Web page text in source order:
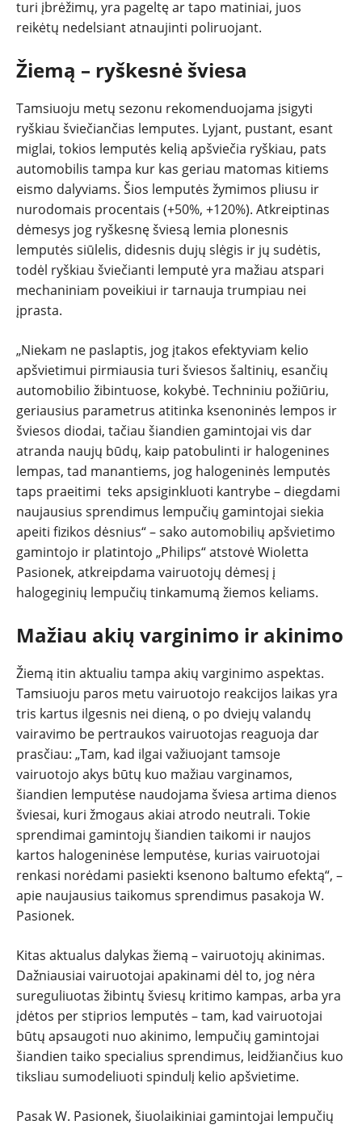
turi įbrėžimų, yra pageltę ar tapo matiniai, juos
reikėtų nedelsiant atnaujinti poliruojant.
Žiemą – ryškesnė šviesa
Tamsiuoju metų sezonu rekomenduojama įsigyti
ryškiau šviečiančias lemputes. Lyjant, pustant, esant
miglai, tokios lemputės kelią apšviečia ryškiau, pats
automobilis tampa kur kas geriau matomas kitiems
eismo dalyviams. Šios lemputės žymimos pliusu ir
nurodomais procentais (+50%, +120%). Atkreiptinas
dėmesys jog ryškesnę šviesą lemia plonesnis
lemputės siūlelis, didesnis dujų slėgis ir jų sudėtis,
todėl ryškiau šviečianti lemputė yra mažiau atspari
mechaniniam poveikiui ir tarnauja trumpiau nei
įprasta.
„Niekam ne paslaptis, jog įtakos efektyviam kelio
apšvietimui pirmiausia turi šviesos šaltinių, esančių
automobilio žibintuose, kokybė. Techniniu požiūriu,
geriausius parametrus atitinka ksenoninės lempos ir
šviesos diodai, tačiau šiandien gamintojai vis dar
atranda naujų būdų, kaip patobulinti ir halogenines
lempas, tad manantiems, jog halogeninės lemputės
taps praeitimi teks apsiginkluoti kantrybe – diegdami
naujausius sprendimus lempučių gamintojai siekia
apeiti fizikos dėsnius“ – sako automobilių apšvietimo
gamintojo ir platintojo „Philips“ atstovė Wioletta
Pasionek, atkreipdama vairuotojų dėmesį į
halogeginių lempučių tinkamumą žiemos keliams.
Mažiau akių varginimo ir akinimo
Žiemą itin aktualiu tampa akių varginimo aspektas.
Tamsiuoju paros metu vairuotojo reakcijos laikas yra
tris kartus ilgesnis nei dieną, o po dviejų valandų
vairavimo be pertraukos vairuotojas reaguoja dar
prasčiau: „Tam, kad ilgai važiuojant tamsoje
vairuotojo akys būtų kuo mažiau varginamos,
šiandien lemputėse naudojama šviesa artima dienos
šviesai, kuri žmogaus akiai atrodo neutrali. Tokie
sprendimai gamintojų šiandien taikomi ir naujos
kartos halogeninėse lemputėse, kurias vairuotojai
renkasi norėdami pasiekti ksenono baltumo efektą“, –
apie naujausius taikomus sprendimus pasakoja W.
Pasionek.
Kitas aktualus dalykas žiemą – vairuotojų akinimas.
Dažniausiai vairuotojai apakinami dėl to, jog nėra
sureguliuotas žibintų šviesų kritimo kampas, arba yra
įdėtos per stiprios lemputės – tam, kad vairuotojai
būtų apsaugoti nuo akinimo, lempučių gamintojai
šiandien taiko specialius sprendimus, leidžiančius kuo
tiksliau sumodeliuoti spindulį kelio apšvietime.
Pasak W. Pasionek, šiuolaikiniai gamintojai lempučių